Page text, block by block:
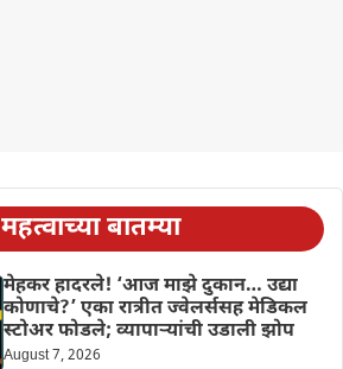
महत्वाच्या बातम्या
मेहकर हादरले! ‘आज माझे दुकान… उद्या
कोणाचे?’ एका रात्रीत ज्वेलर्ससह मेडिकल
स्टोअर फोडले; व्यापाऱ्यांची उडाली झोप
August 7, 2026